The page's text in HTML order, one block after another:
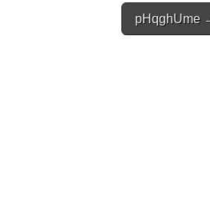
pHqghUme